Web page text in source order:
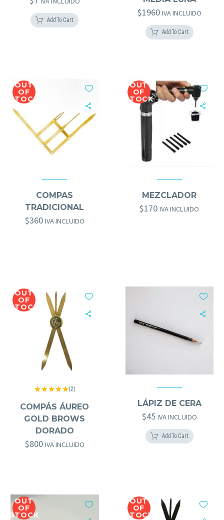
Add To Cart
$1960 IVA INCLUIDO
Add To Cart
OUT
OF
STOCK
COMPAS
TRADICIONAL
$360 IVA INCLUIDO
OUT
OF
STOCK
MEZCLADOR
$170 IVA INCLUIDO
OUT
OF
STOCK
con5.00
de 5
(2)
OTROS GOLD BROWS
COMPÁS ÁUREO
GOLD BROWS
DORADO
$800 IVA INCLUIDO
LÁPIZ DE CERA
$45 IVA INCLUIDO
Add To Cart
OUT
OF
STOCK
OUT
OF
STOCK